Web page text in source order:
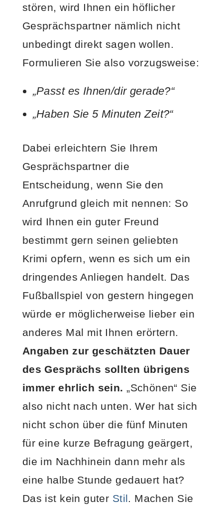
stören, wird Ihnen ein höflicher
Gesprächspartner nämlich nicht
unbedingt direkt sagen wollen.
Formulieren Sie also vorzugsweise:
„Passt es Ihnen/dir gerade?“
„Haben Sie 5 Minuten Zeit?“
Dabei erleichtern Sie Ihrem
Gesprächspartner die
Entscheidung, wenn Sie den
Anrufgrund gleich mit nennen: So
wird Ihnen ein guter Freund
bestimmt gern seinen geliebten
Krimi opfern, wenn es sich um ein
dringendes Anliegen handelt. Das
Fußballspiel von gestern hingegen
würde er möglicherweise lieber ein
anderes Mal mit Ihnen erörtern.
Angaben zur geschätzten Dauer
des Gesprächs sollten übrigens
immer ehrlich sein. „Schönen“ Sie
also nicht nach unten. Wer hat sich
nicht schon über die fünf Minuten
für eine kurze Befragung geärgert,
die im Nachhinein dann mehr als
eine halbe Stunde gedauert hat?
Das ist kein guter Stil. Machen Sie